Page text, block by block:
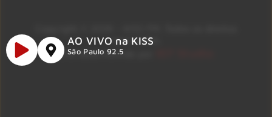
reservados.
Site desenvolvido por
AO VIVO na KISS
São Paulo 92.5